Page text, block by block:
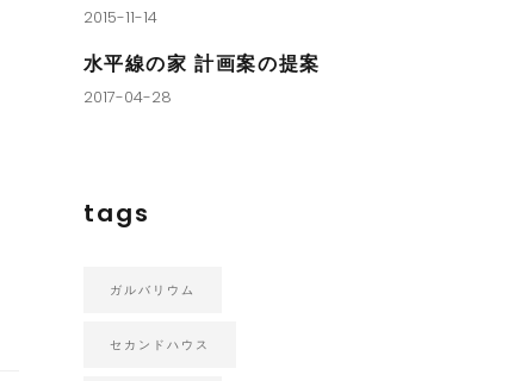
2015-11-14
水平線の家 計画案の提案
2017-04-28
tags
ガルバリウム
セカンドハウス